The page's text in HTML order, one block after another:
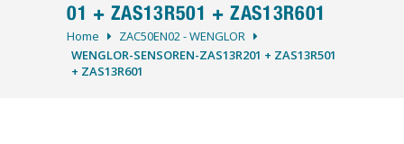
01 + ZAS13R501 + ZAS13R601
Home
ZAC50EN02 - WENGLOR
WENGLOR-SENSOREN-ZAS13R201 + ZAS13R501
+ ZAS13R601